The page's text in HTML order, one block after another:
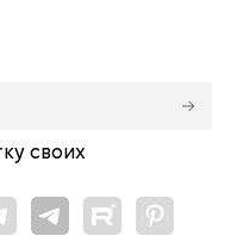
своих